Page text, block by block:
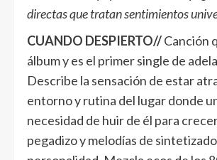
directas que tratan sentimientos
CUANDO DESPIERTO//Canción
álbum y es el primer single de
Describe la sensación de estar
entorno y rutina del lugar donde
necesidad de huir de él para
pegadizo y melodías de